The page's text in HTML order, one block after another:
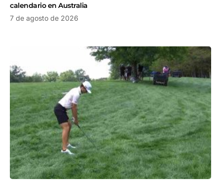
calendario en Australia
7 de agosto de 2026